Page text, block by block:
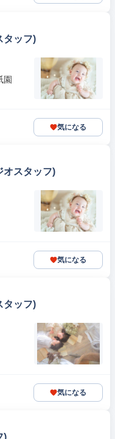
タッフ)
園
気になる
オスタッフ)
気になる
タッフ)
気になる
)